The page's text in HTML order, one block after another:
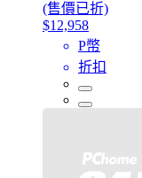
(售價已折)
$12,958
P幣
折扣